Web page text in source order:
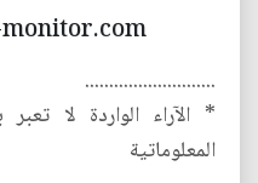
...........................
* الآراء الواردة لا
المعلوماتية